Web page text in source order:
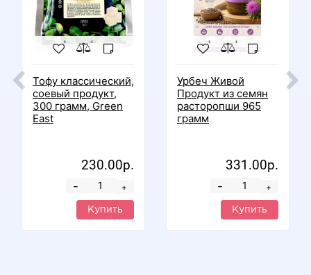
Тофу классический,
соевый продукт,
300 грамм, Green
East
230.00р.
+
-
Купить
Урбеч Живой
Продукт из семян
расторопши 965
грамм
331.00р.
+
-
Купить